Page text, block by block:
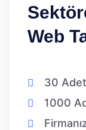
Web
30 Adet
1000